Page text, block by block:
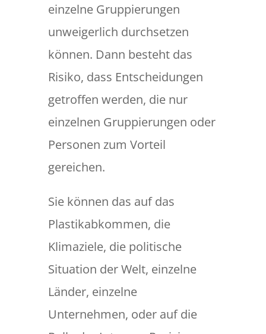
einzelne Gruppierungen
unweigerlich durchsetzen
können. Dann besteht das
Risiko, dass Entscheidungen
getroffen werden, die nur
einzelnen Gruppierungen oder
Personen zum Vorteil
gereichen.
Sie können das auf das
Plastikabkommen, die
Klimaziele, die politische
Situation der Welt, einzelne
Länder, einzelne
Unternehmen, oder auf die